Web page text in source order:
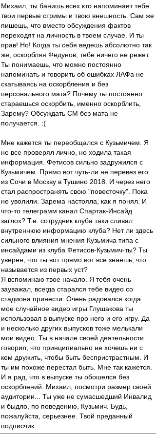
Михаил, ты банишь всех кто напоминает тебе
твои первые стримы и твою внешность. Сам же
пишешь, что вместо обсуждения фактов
переходят на личность в твоем случае. И ты
прав! Но! Когда ты себя ведешь абсолютно так
же, оскорбляя Федунов, тебе ничего не режет.
Ты понимаешь, что можно постоянно
напоминать и говорить об ошибках ЛАФа не
скатываясь на оскорбления и без
персонального мата? Почему ты постоянно
стараешься оскорбить, именно оскорблить,
Зарему? Обсуждать СМ без мата не
получается. :(
Мне кажется ты переобщался с Кузьмичем. Я
не все проверял лично, но ходила такая
информация. Фетисов сильно задружился с
Кузьмичем. Прямо вот чуть-ли не перевез его
из Сочи в Москву в Тушино 2018. И через него
стал распространять свою "повесточку". Пока
не уволили. Зарема настояла, как я понял. И
что-то телеграмм канал Спартак-Инсайд
заглох? Т.е. сотрудник клуба таки сливал
внутреннюю информацию клуба? Нет ли здесь
сильного влияния мнения Кузьмича типа с
инсайдами из клуба Фетисов-Кузьмич-ты? Ты
уверен, что ты вот прямо вот все знаешь, что
называется из первых уст?
Я вспоминаю твое начало. Я тебя очень
зауважал, всегда старался тебе видео со
стадиона принести. Очень радовался когда
мое случайное видео игры Глушакова ты
использовал в выпуске про него и его игру. Да
и несколько других выпусков тоже мелькали
мои видео. Ты в начале своей деятельности
говорил, что принципиально не хочешь ни с
кем дружить, чтобы быть беспристрастным. И
ты им похоже перестал быть. Мне так кажется.
И я рад, что в выпуске ты обошелся без
оскорблений. Михаил, посмотри размер своей
аудитории... Ты уже не сумасшедший Инвалид
и быдло, по поведению, Кузьмич. Будь,
пожалуйста, серьезнее. Твой преданный
подписчик.